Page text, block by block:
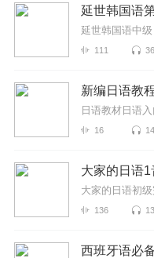
延世韩国语
延世韩国语中
111
新编日语教
日语教材日语
16
大家的日语1
大家的日语初
136
西班牙语必